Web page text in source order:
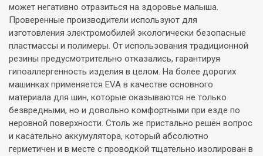
может негативно отразиться на здоровье малыша.
Проверенные производители используют для
изготовления электромобилей экологически безопасные
пластмассы и полимеры. От использования традиционной
резины предусмотрительно отказались, гарантируя
гипоаллергенность изделия в целом. На более дорогих
машинках применяется EVA в качестве основного
материала для шин, которые оказываются не только
безвредными, но и довольно комфортными при езде по
неровной поверхности. Столь же пристально решён вопрос
и касательно аккумулятора, который абсолютно
герметичен и в месте с проводкой тщательно изолирован в